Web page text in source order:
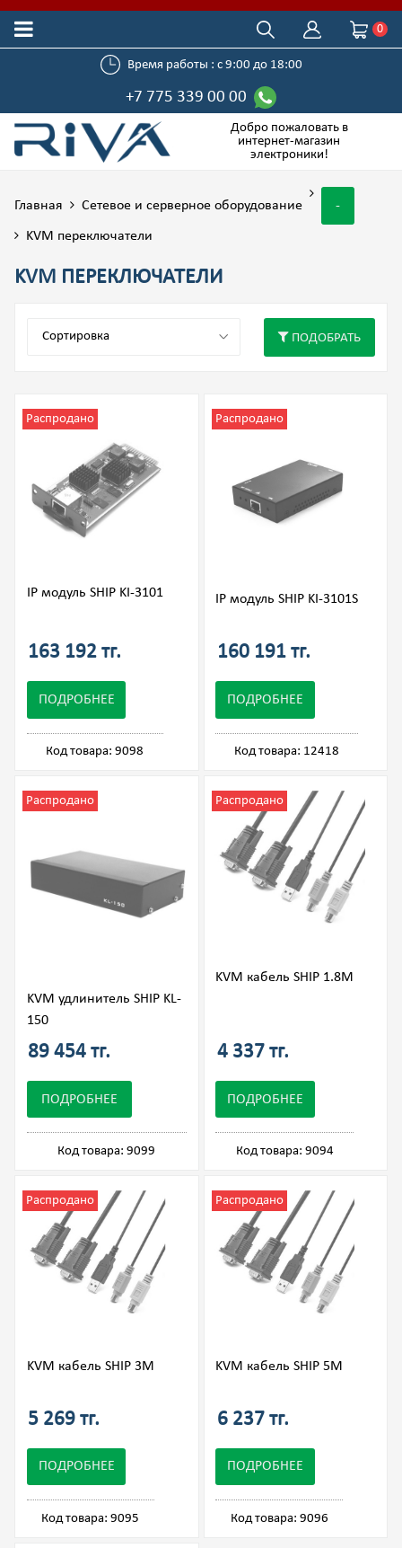
0
Время работы : с 9:00 до 18:00
+7 775 339 00 00
Добро пожаловать в
интернет-магазин
электроники!
Главная Сетевое и серверное оборудование -
KVM переключатели
KVM ПЕРЕКЛЮЧАТЕЛИ
ПОДОБРАТЬ
IP модуль SHIP KI-3101
Распродано
163 192 тг.
ПОДРОБНЕЕ
Код товара: 9098
IP модуль SHIP KI-3101S
Распродано
160 191 тг.
ПОДРОБНЕЕ
Код товара: 12418
KVM удлинитель SHIP KL-
150
Распродано
89 454 тг.
ПОДРОБНЕЕ
Код товара: 9099
KVM кабель SHIP 1.8М
Распродано
4 337 тг.
ПОДРОБНЕЕ
Код товара: 9094
KVM кабель SHIP 3М
Распродано
5 269 тг.
ПОДРОБНЕЕ
Код товара: 9095
KVM кабель SHIP 5М
Распродано
6 237 тг.
ПОДРОБНЕЕ
Код товара: 9096